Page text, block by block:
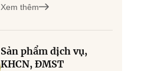
Xem thêm
Sản phẩm dịch vụ,
KHCN, ĐMST